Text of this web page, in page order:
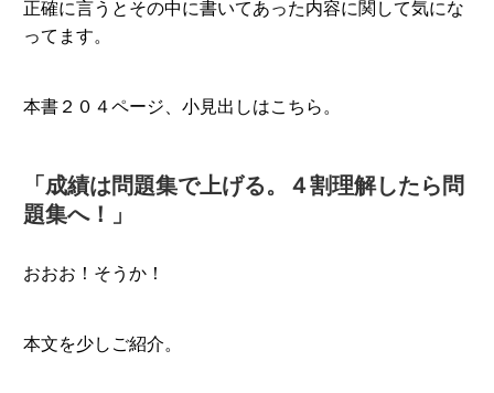
正確に言うとその中に書いてあった内容に関して気にな
ってます。
本書２０４ページ、小見出しはこちら。
「成績は問題集で上げる。４割理解したら問
題集へ！」
おおお！そうか！
本文を少しご紹介。